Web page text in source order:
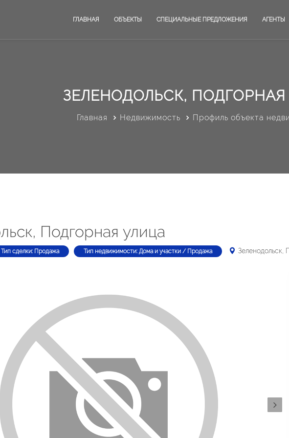
ГЛАВНАЯ ОБЪЕКТЫ СПЕЦИАЛЬНЫЕ ПРЕДЛОЖЕНИЯ АГЕНТЫ
ЗЕЛЕНОДОЛЬСК,
Главная Недвижимость Профиль объекта
Подгорная улица
Тип сделки: Продажа Тип недвижимости: Дома и участки / Продажа Зеленодольск,